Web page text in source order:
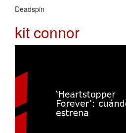
Deadspin
kit connor